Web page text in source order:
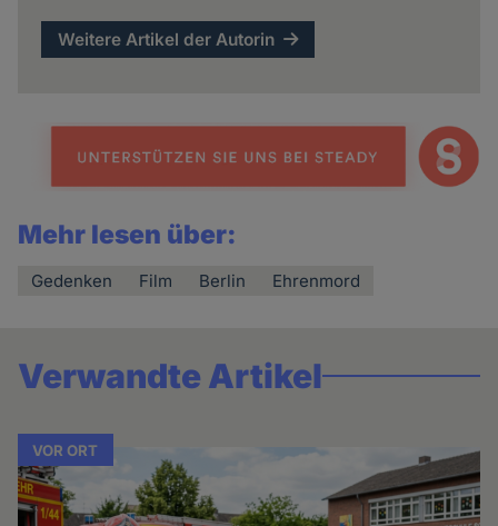
Weitere Artikel der Autorin
Mehr lesen über:
Gedenken Film Berlin Ehrenmord
Verwandte Artikel
VOR ORT